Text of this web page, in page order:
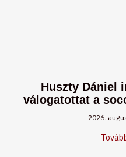
Huszty Dániel
válogatottat a
2026.